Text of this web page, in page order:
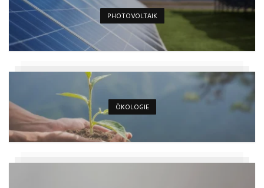
PHOTOVOLTAIK
ÖKOLOGIE